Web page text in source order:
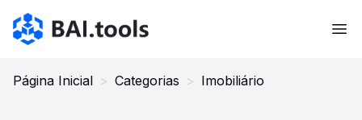
Bai.tools
Página Inicial > Categorias > Imobiliário